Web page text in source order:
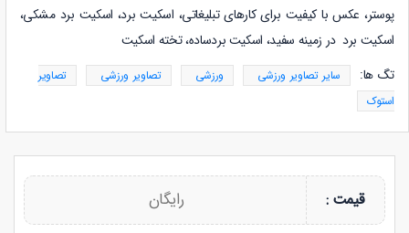
پوستر، عکس با کیفیت برای کارهای تبلیغاتی، اسکیت برد، اسکیت برد مشکی،
اسکیت برد در زمینه سفید، اسکیت بردساده، تخته اسکیت
تگ ها:
سایر تصاویر ورزشی ورزشی تصاویر ورزشی
تصاویر
استوک
قیمت : رایگان